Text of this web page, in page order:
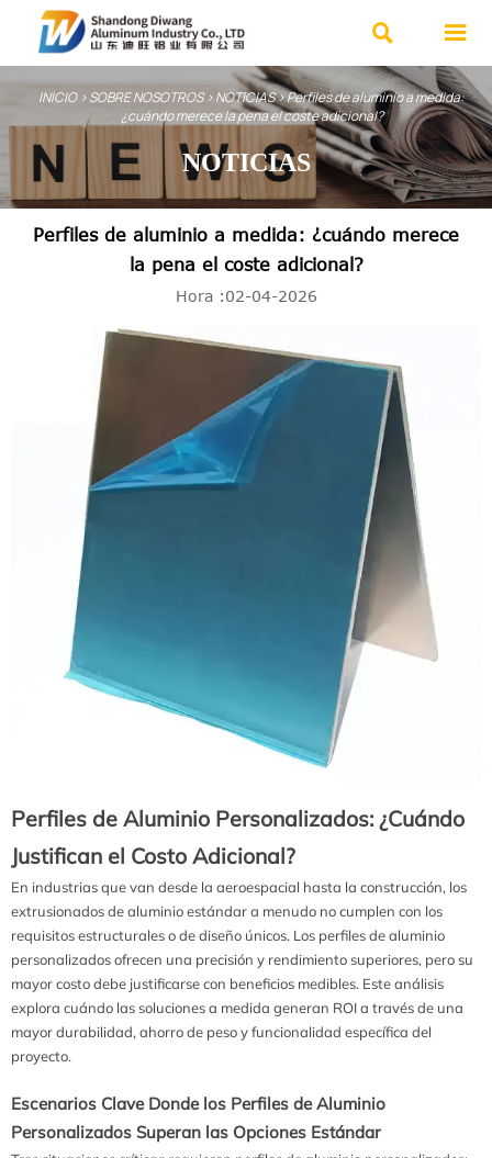
 
INICIO>SOBRE NOSOTROS>NOTICIAS>Perfiles de aluminio a medida:
¿cuándo merece la pena el coste adicional?
NOTICIAS
Perfiles de aluminio a medida: ¿cuándo merece
la pena el coste adicional?
Hora :02-04-2026
Perfiles de Aluminio Personalizados: ¿Cuándo
Justifican el Costo Adicional?
En industrias que van desde la aeroespacial hasta la construcción, los
extrusionados de aluminio estándar a menudo no cumplen con los
requisitos estructurales o de diseño únicos. Los perfiles de aluminio
personalizados ofrecen una precisión y rendimiento superiores, pero su
mayor costo debe justificarse con beneficios medibles. Este análisis
explora cuándo las soluciones a medida generan ROI a través de una
mayor durabilidad, ahorro de peso y funcionalidad específica del
proyecto.
Escenarios Clave Donde los Perfiles de Aluminio
Personalizados Superan las Opciones Estándar